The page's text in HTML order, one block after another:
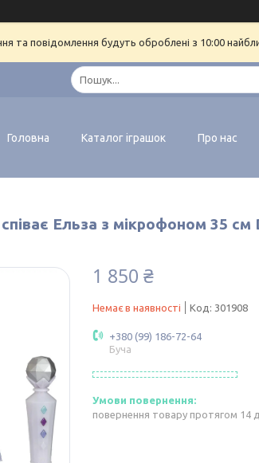
та повідомлення будуть оброблені з 10:00
Головна Каталог іграшок Про нас
Ельза з мікрофоном 35 см
1 850 ₴
Немає в наявності Код: 301908
+380 (99) 186-72-64
Буча
повернення товару протягом 14